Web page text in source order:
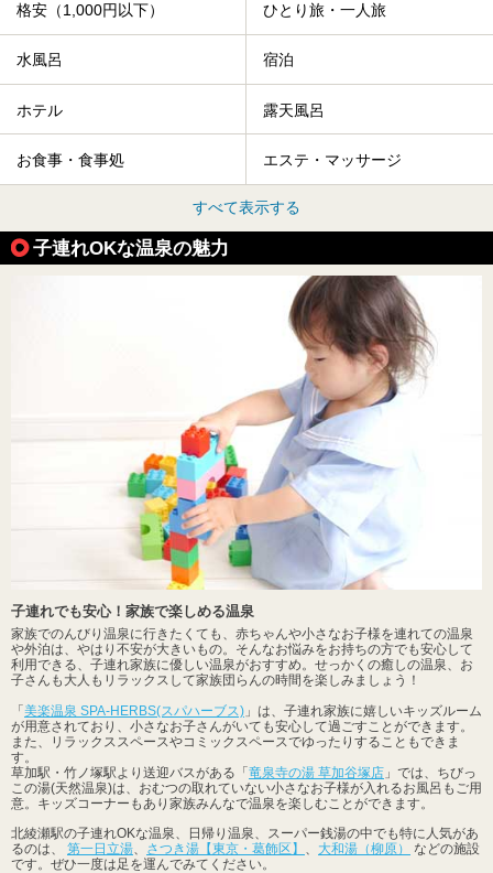
格安（1,000円以下） ひとり旅・一人旅
水風呂 宿泊
ホテル 露天風呂
お食事・食事処 エステ・マッサージ
すべて表示する
子連れOKな温泉の魅力
子連れでも安心！家族で楽しめる温泉
家族でのんびり温泉に行きたくても、赤ちゃんや小さなお子様を連れての温泉
や外泊は、やはり不安が大きいもの。そんなお悩みをお持ちの方でも安心して
利用できる、子連れ家族に優しい温泉がおすすめ。せっかくの癒しの温泉、お
子さんも大人もリラックスして家族団らんの時間を楽しみましょう！
「美楽温泉 SPA-HERBS(スパハーブス) 」は、子連れ家族に嬉しいキッズルーム
が用意されており、小さなお子さんがいても安心して過ごすことができます。
また、リラックススペースやコミックスペースでゆったりすることもできま
す。
草加駅・竹ノ塚駅より送迎バスがある「竜泉寺の湯 草加谷塚店 」では、ちびっ
この湯(天然温泉)は、おむつの取れていない小さなお子様が入れるお風呂もご用
意。キッズコーナーもあり家族みんなで温泉を楽しむことができます。
北綾瀬駅の子連れOKな温泉、日帰り温泉、スーパー銭湯の中でも特に人気があ
るのは、 第一日立湯 さつき湯【東京・葛飾区】 大和湯（柳原）
などの施設
です。ぜひ一度は足を運んでみてください。